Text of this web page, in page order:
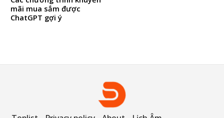
mãi mua sắm được
ChatGPT gợi ý